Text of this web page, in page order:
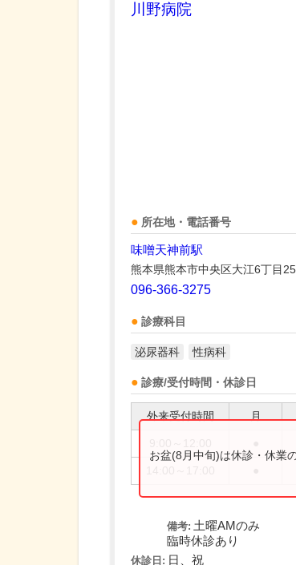
川野病院
所在地・電話番号
味噌天神前駅
熊本県熊本市中央区大江6丁目
096-366-3275
診療科目
泌尿器科 性病科
診療/受付時間・休診日
外来受付時間 月
お盆(8月中旬)は休診・休業
備考: 土曜AMのみ
臨時休診あり
休診日: 日、祝